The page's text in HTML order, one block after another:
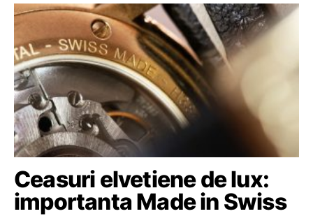
Ceasuri elvetiene de lux:
importanta Made in Swiss